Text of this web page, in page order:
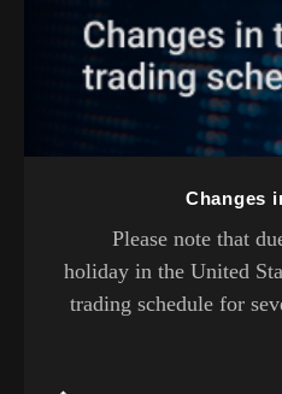
Changes
Please note that
holiday in the United
trading schedule for